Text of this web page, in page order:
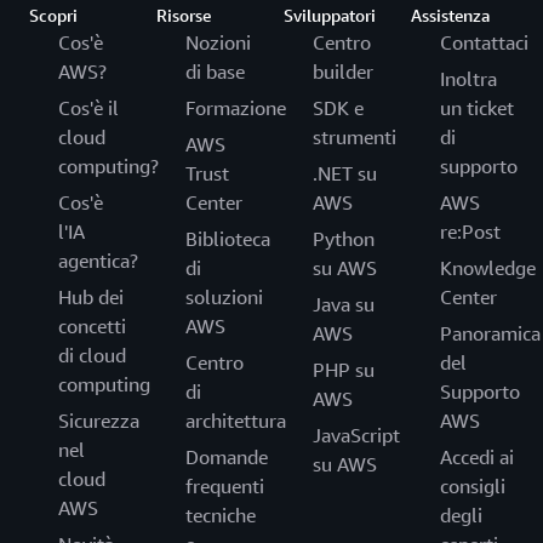
200 confezioni
x 5 sensori per
confezione x
50 USD per
sensore
50.000 USD
Costo totale
anno:
x 5 sensori per
ogni
confezione x
50 USD per
50.000 USD
Scopri
Cos'è
AWS?
Cos'è il
cloud
computing?
Cos'è
l'IA
agentica?
Hub dei
concetti
di cloud
computing
Sicurezza
nel
cloud
AWS
Risorse
Nozioni
di base
Formazione
AWS
Trust
Center
Biblioteca
di
soluzioni
AWS
Centro
di
architettura
Domande
frequenti
tecniche
Sviluppatori
Centro
builder
SDK e
strumenti
.NET su
AWS
Python
su AWS
Java su
AWS
PHP su
AWS
JavaScript
su AWS
Assistenza
Contattaci
Inoltra
un ticket
di
supporto
AWS
re:Post
Knowledge
Center
Panoramica
del
Supporto
AWS
Accedi ai
consigli
degli